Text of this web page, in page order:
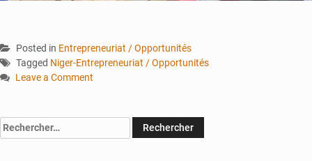
Posted in Entrepreneuriat / Opportunités
Tagged Niger-Entrepreneuriat / Opportunités
Leave a Comment
:
Rechercher :